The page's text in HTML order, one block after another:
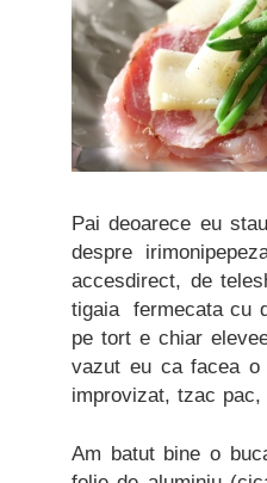
Pai deoarece eu
despre
accesdirect, de
tigaia fermecata cu
pe tort e chiar
vazut eu ca facea
improvizat, tzac
Am batut bine o